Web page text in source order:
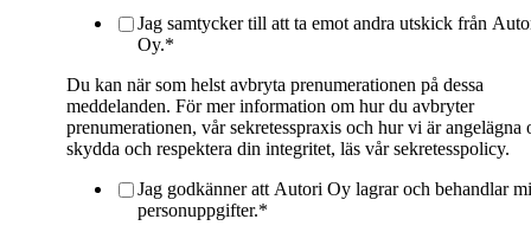
Jag samtycker till att ta emot andra utskick från
Oy.*
Du kan när som helst avbryta prenumerationen på dessa
meddelanden. För mer information om hur du avbryter
prenumerationen, vår sekretesspraxis och hur vi är angelägna
skydda och respektera din integritet, läs vår sekretesspolicy.
Jag godkänner att Autori Oy lagrar och behandlar
personuppgifter.*